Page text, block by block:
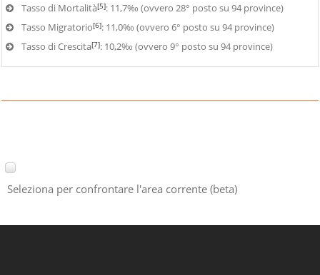
Tasso di Mortalità[5]: 11,7‰ (ovvero 28° posto su 94 province)
Tasso Migratorio[6]: 11,0‰ (ovvero 6° posto su 94 province)
Tasso di Crescita[7]: 10,2‰ (ovvero 9° posto su 94 province)
Seleziona per confrontare l'area corrente (beta)